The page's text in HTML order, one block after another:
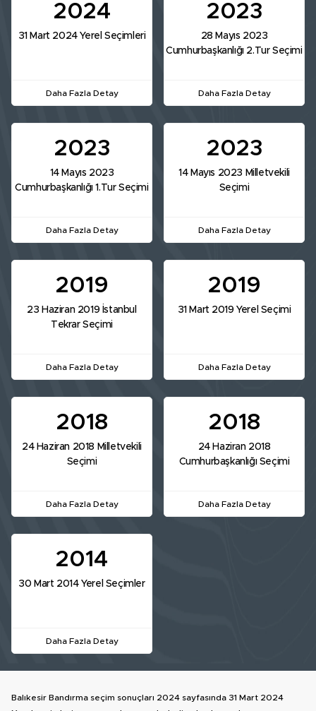
2024
31 Mart 2024 Yerel Seçimleri
Daha Fazla Detay
2023
28 Mayıs 2023
Cumhurbaşkanlığı 2.Tur Seçimi
Daha Fazla Detay
2023
14 Mayıs 2023
Cumhurbaşkanlığı 1.Tur Seçimi
Daha Fazla Detay
2023
14 Mayıs 2023 Milletvekili
Seçimi
Daha Fazla Detay
2019
23 Haziran 2019 İstanbul
Tekrar Seçimi
Daha Fazla Detay
2019
31 Mart 2019 Yerel Seçimi
Daha Fazla Detay
2018
24 Haziran 2018 Milletvekili
Seçimi
Daha Fazla Detay
2018
24 Haziran 2018
Cumhurbaşkanlığı Seçimi
Daha Fazla Detay
2014
30 Mart 2014 Yerel Seçimler
Daha Fazla Detay
Balıkesir Bandırma seçim sonuçları 2024 sayfasında 31 Mart 2024